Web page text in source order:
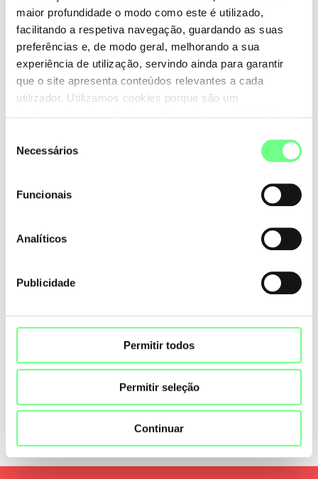
maior profundidade o modo como este é utilizado,
facilitando a respetiva navegação, guardando as suas
preferências e, de modo geral, melhorando a sua
experiência de utilização, servindo ainda para garantir
que o site apresenta conteúdos relevantes a cada
utilizador. Utilizamos cookies porque são um
Necessários
Funcionais
Analíticos
Publicidade
Permitir todos
Permitir seleção
Continuar
+ notícias